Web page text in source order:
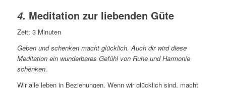
4. Meditation zur liebenden Güte
Zeit: 3 Minuten
Geben und schenken macht glücklich. Auch dir wird diese
Meditation ein wunderbares Gefühl von Ruhe und Harmonie
schenken.
Wir alle leben in Beziehungen. Wenn wir glücklich sind, macht